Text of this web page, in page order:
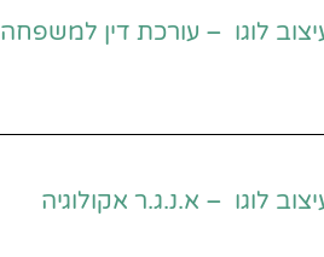
לוגו – עורכת דין למשפחה
לוגו – א.נ.ג.ר אקולוגיה